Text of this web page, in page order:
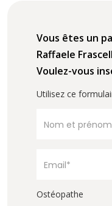
Vous êtes un
Raffaele
Voulez-vous
Utilisez ce
Ostéopathe